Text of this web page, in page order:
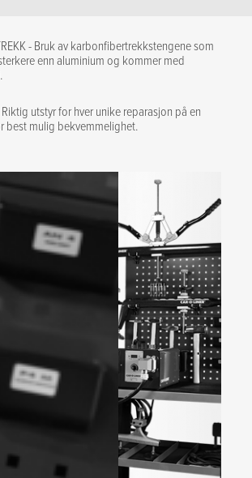
- Bruk av karbonfibertrekkstengene som
enn aluminium og kommer med
Riktig utstyr for hver unike reparasjon på en
best mulig bekvemmelighet.